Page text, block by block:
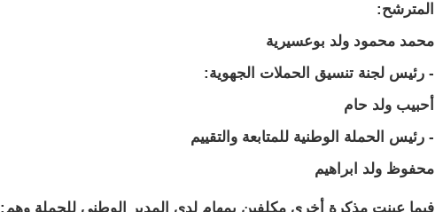
المترشح:
محمد محمود ولد بوعسيرية
- رئيس لجنة تنسيق الحملات الجهوية:
أحبيب ولد حام
- رئيس الحملة الوطنية للمتابعة والتقييم
محفوظ ولد ابراهيم
فيما عينت مذكرة أخرى مكلفين بمهام لدى المدير الوطني للحملة وهم: